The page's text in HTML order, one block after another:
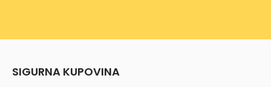
SIGURNA KUPOVINA